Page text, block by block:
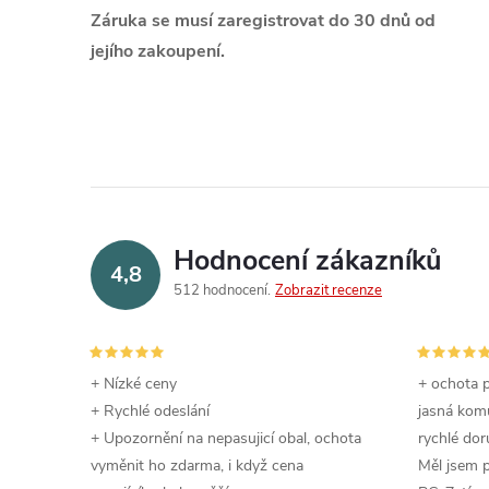
Záruka se musí zaregistrovat do 30 dnů od
jejího zakoupení.
4,8 Hodnocení zákazníků
512 hodnocení Zobrazit recenze
+ Nízké ceny
+ Rychlé odeslání
+ Upozornění na nepasujicí obal, ochota
vyměnit ho zdarma, i když cena
+ ochota
jasná
rychlé
Měl jsem